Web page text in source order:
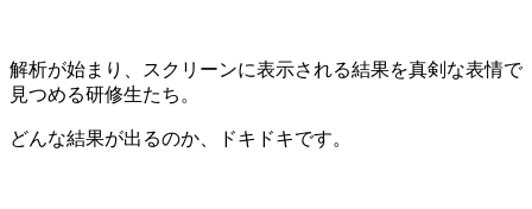
解析が始まり、スクリーンに表示される結果を真剣な表情で
見つめる研修生たち。
どんな結果が出るのか、ドキドキです。